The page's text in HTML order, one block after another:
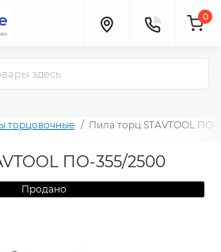
0
торцовочные Пила торц STAVTOOL ПО-
ПО-355/2500
Продано